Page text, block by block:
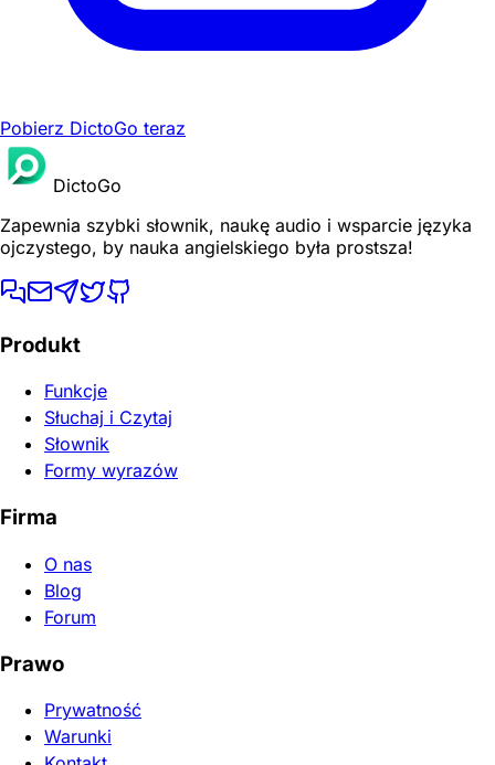
Pobierz DictoGo teraz
DictoGo
Zapewnia szybki słownik, naukę audio i wsparcie języka
ojczystego, by nauka angielskiego była prostsza!
Produkt
Funkcje
Słuchaj i Czytaj
Słownik
Formy wyrazów
Firma
O nas
Blog
Forum
Prawo
Prywatność
Warunki